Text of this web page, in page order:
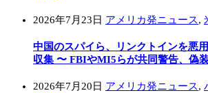
2026年7月23日 アメリカ発ニュース,
中国のスパイら、リンクトインを悪
収集 〜 FBIやMI5らが共同警告、偽
2026年7月20日 アメリカ発ニュース,